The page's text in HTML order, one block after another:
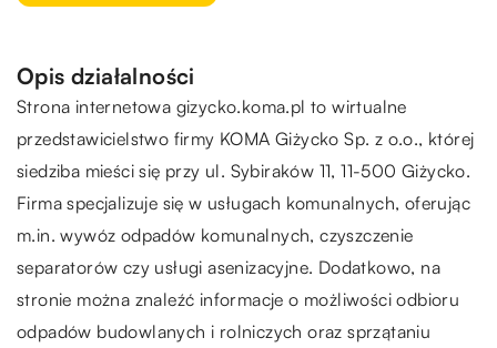
Opis działalności
Strona internetowa gizycko.koma.pl to wirtualne
przedstawicielstwo firmy KOMA Giżycko Sp. z o.o., której
siedziba mieści się przy ul. Sybiraków 11, 11-500 Giżycko.
Firma specjalizuje się w usługach komunalnych, oferując
m.in. wywóz odpadów komunalnych, czyszczenie
separatorów czy usługi asenizacyjne. Dodatkowo, na
stronie można znaleźć informacje o możliwości odbioru
odpadów budowlanych i rolniczych oraz sprzątaniu